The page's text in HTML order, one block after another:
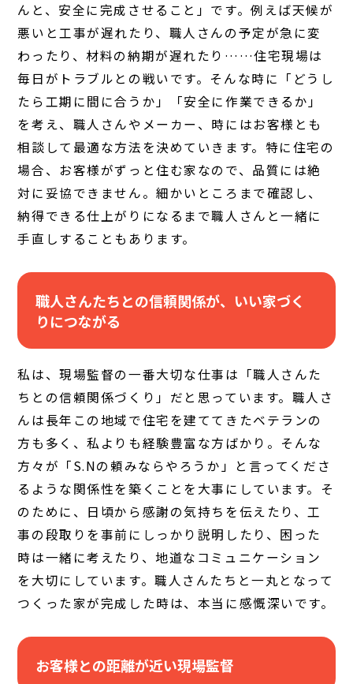
んと、安全に完成させること」です。例えば天候が
悪いと工事が遅れたり、職人さんの予定が急に変
わったり、材料の納期が遅れたり……住宅現場は
毎日がトラブルとの戦いです。そんな時に「どうし
たら工期に間に合うか」「安全に作業できるか」
を考え、職人さんやメーカー、時にはお客様とも
相談して最適な方法を決めていきます。特に住宅の
場合、お客様がずっと住む家なので、品質には絶
対に妥協できません。細かいところまで確認し、
納得できる仕上がりになるまで職人さんと一緒に
手直しすることもあります。
職人さんたちとの信頼関係が、いい家づく
りにつながる
私は、現場監督の一番大切な仕事は「職人さんた
ちとの信頼関係づくり」だと思っています。職人さ
んは長年この地域で住宅を建ててきたベテランの
方も多く、私よりも経験豊富な方ばかり。そんな
方々が「S.Nの頼みならやろうか」と言ってくださ
るような関係性を築くことを大事にしています。そ
のために、日頃から感謝の気持ちを伝えたり、工
事の段取りを事前にしっかり説明したり、困った
時は一緒に考えたり、地道なコミュニケーション
を大切にしています。職人さんたちと一丸となって
つくった家が完成した時は、本当に感慨深いです。
お客様との距離が近い現場監督